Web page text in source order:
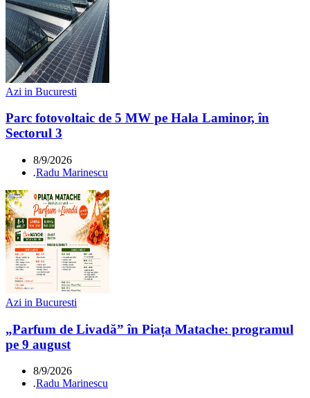
Azi in Bucuresti
Parc fotovoltaic de 5 MW pe Hala Laminor, în
Sectorul 3
8/9/2026
.Radu Marinescu
Azi in Bucuresti
„Parfum de Livadă” în Piața Matache: programul
pe 9 august
8/9/2026
.Radu Marinescu